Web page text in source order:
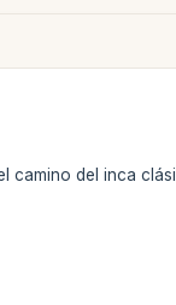
camino del inca